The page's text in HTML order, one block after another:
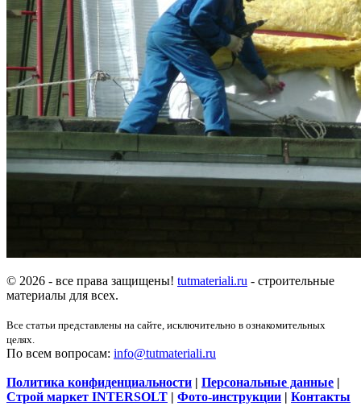
© 2026 - все права защищены! tutmateriali.ru - строительные
материалы для всех.
Все статьи представлены на сайте, исключительно в ознакомительных
целях.
По всем вопросам: info@tutmateriali.ru
Политика конфиденциальности | Персональные данные |
Строй маркет INTERSOLT | Фото-инструкции | Контакты